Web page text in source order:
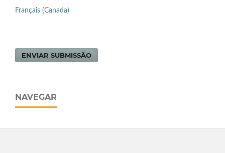
Français (Canada)
ENVIAR SUBMISSÃO
NAVEGAR